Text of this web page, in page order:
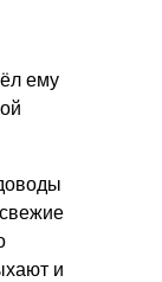
ему
и